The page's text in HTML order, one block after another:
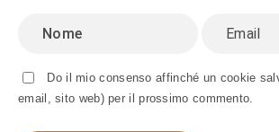
Do il mio consenso affinché un cookie
email, sito web) per il prossimo commento.